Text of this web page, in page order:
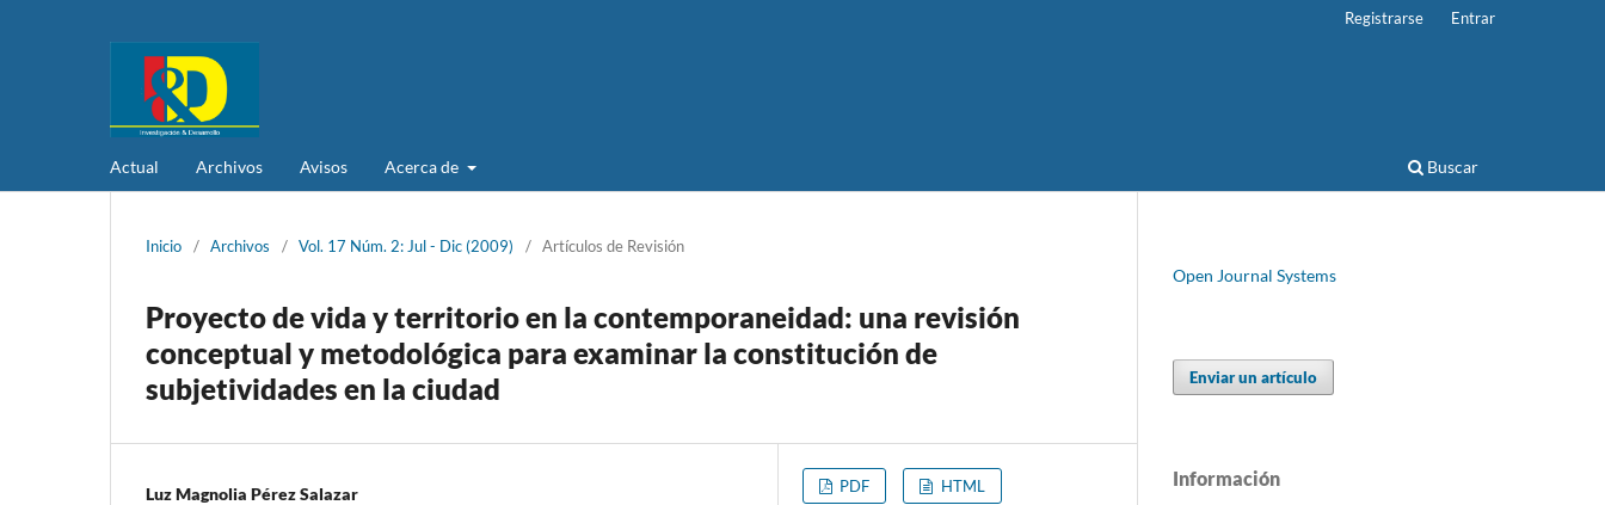
Actual Archivos Avisos Acerca de Buscar
Registrarse Entrar
Inicio / Archivos / Vol. 17 Núm. 2: Jul - Dic (2009) / Artículos de Revisión
Proyecto de vida y territorio en la contemporaneidad: una revisión
conceptual y metodológica para examinar la constitución de
subjetividades en la ciudad
Luz Magnolia Pérez Salazar PDF HTML
Open Journal Systems
Enviar un artículo
Información